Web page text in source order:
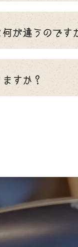
何が違うのです
すか？